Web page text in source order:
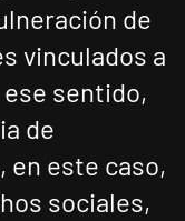
de
vinculados a
sentido,
de
en este caso,
sociales,